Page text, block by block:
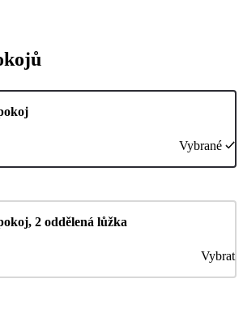
Vybrané
2 oddělená lůžka
Vybrat